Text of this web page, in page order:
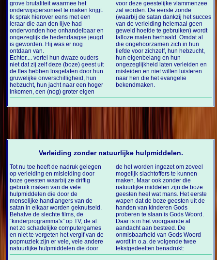
grove brutaliteit waarmee het
onderwijspersoneel te maken krijgt.
Ik sprak hierover eens met een
leraar die aan den lijve had
ondervonden hoe onhandelbaar en
ongezeglijk de hedendaagse jeugd
is geworden. Hij was er nog
ontdaan van.
Echter.... vertel hun dwaze ouders
niet dat zij zelf deze (boze) geest uit
de fles hebben losgelaten door hun
gruwelijke onverschilligheid, hun
hebzucht, hun jacht naar een hoger
inkomen, een (nog) groter eigen
voor deze geestelijke vlammenzee
zal worden. De eerste zonde
(waarbij de satan dankzij het succes
van de verleiding helemaal geen
geweld hoefde te gebruiken) wordt
talloze malen herhaald. Omdat al
die ongehoorzamen zich in hun
liefde voor zichzelf, hun hebzucht,
hun eigenbelang en hun
ongezeglijkheid laten verleiden en
misleiden en niet willen luisteren
naar hen die het evangelie
bekendmaken.
Verleiding zonder natuurlijke hulpmiddelen.
Tot nu toe heeft de nadruk gelegen
op verleiding en misleiding door
boze geesten waarbij ze driftig
gebruik maken van de vele
hulpmiddelen die door de
menselijke handlangers van de
satan in elkaar worden geknutseld.
Behalve de slechte films, de
“kinderprogramma's” op TV, de al
net zo schadelijke computergames
en niet te vergeten het vergif van de
popmuziek zijn er vele, vele andere
natuurlijke hulpmiddelen die door
de hel worden ingezet om zoveel
mogelijk slachtoffers te kunnen
maken. Maar ook zonder die
natuurlijke middelen zijn de boze
geesten heel wat mans. Het eerste
wapen dat de boze geesten uit de
handen van kinderen Gods
proberen te slaan is Gods Woord.
Daar is in het voorgaande al
aandacht aan besteed. De
onmisbaarheid van Gods Woord
wordt in o.a. de volgende twee
tekstgedeelten benadrukt: